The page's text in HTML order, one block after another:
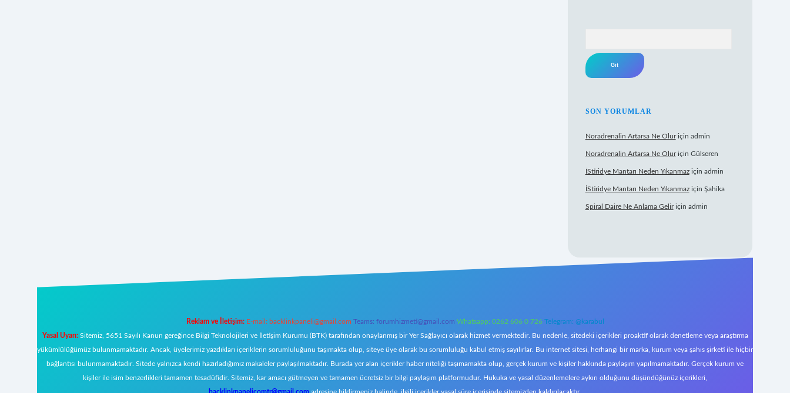
SON YORUMLAR
Noradrenalin Artarsa Ne Oluriçin admin
Noradrenalin Artarsa Ne Oluriçin Gülseren
İStiridye Mantarı Neden Yıkanmaziçin admin
İStiridye Mantarı Neden Yıkanmaziçin Şahika
Spiral Daire Ne Anlama Geliriçin admin
Reklam ve İletişim: E-mail: backlinkpaneli@gmail.com Teams: forumhizmeti@gmail.com Whatsapp: 0262 606 0 726 Telegram: @karabul
Yasal Uyarı:Sitemiz, 5651 Sayılı Kanun gereğince Bilgi Teknolojileri ve İletişim Kurumu (BTK) tarafından onaylanmış bir Yer Sağlayıcı olarak hizmet vermektedir. Bu nedenle, sitedeki içerikleri proaktif olarak denetleme veya araştırma
yükümlülüğümüz bulunmamaktadır. Ancak, üyelerimiz yazdıkları içeriklerin sorumluluğunu taşımakta olup, siteye üye olarak bu sorumluluğu kabul etmiş sayılırlar. Bu internet sitesi, herhangi bir marka, kurum veya şahıs şirketi ile hiçbir
bağlantısı bulunmamaktadır. Sitede yalnızca kendi hazırladığımız makaleler paylaşılmaktadır. Burada yer alan içerikler haber niteliği taşımamakta olup, gerçek kurum ve kişiler hakkında paylaşım yapılmamaktadır. Gerçek kurum ve
kişiler ile isim benzerlikleri tamamen tesadüfidir. Sitemiz, kar amacı gütmeyen ve tamamen ücretsiz bir bilgi paylaşım platformudur. Hukuka ve yasal düzenlemelere aykırı olduğunu düşündüğünüz içerikleri,